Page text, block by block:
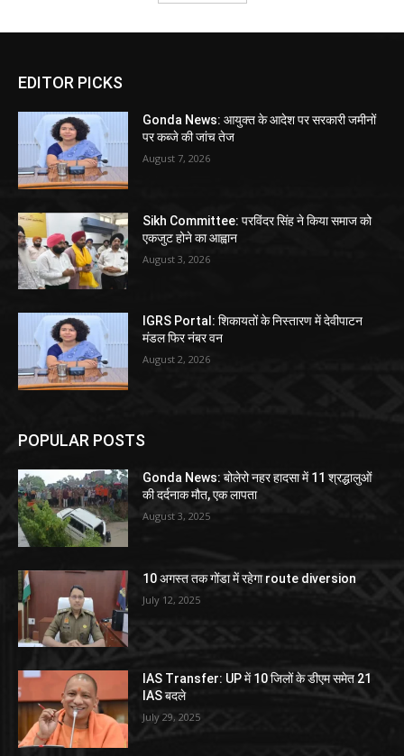
EDITOR PICKS
Gonda News: आयुक्त के आदेश पर सरकारी जमीनों
पर कब्जे की जांच तेज
August 7, 2026
Sikh Committee: परविंदर सिंह ने किया समाज को
एकजुट होने का आह्वान
August 3, 2026
IGRS Portal: शिकायतों के निस्तारण में देवीपाटन
मंडल फिर नंबर वन
August 2, 2026
POPULAR POSTS
Gonda News: बोलेरो नहर हादसा में 11 श्रद्धालुओं
की दर्दनाक मौत, एक लापता
August 3, 2025
10 अगस्त तक गोंडा में रहेगा route diversion
July 12, 2025
IAS Transfer: UP में 10 जिलों के डीएम समेत 21
IAS बदले
July 29, 2025